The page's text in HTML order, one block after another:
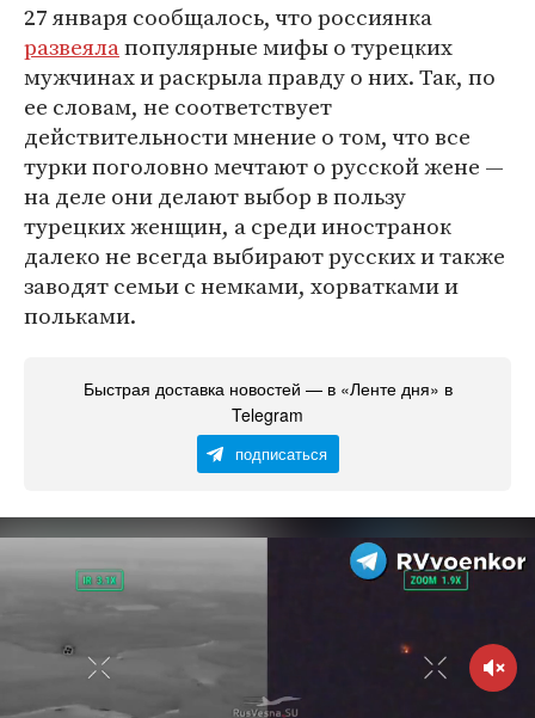
27 января сообщалось, что россиянка
развеялапопулярные мифы о турецких
мужчинах и раскрыла правду о них. Так, по
ее словам, не соответствует
действительности мнение о том, что все
турки поголовно мечтают о русской жене —
на деле они делают выбор в пользу
турецких женщин, а среди иностранок
далеко не всегда выбирают русских и также
заводят семьи с немками, хорватками и
польками.
Быстрая доставка новостей — в «Ленте дня» в
Telegram
подписаться